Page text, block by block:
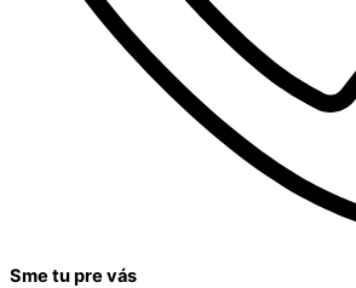
Sme tu pre vás